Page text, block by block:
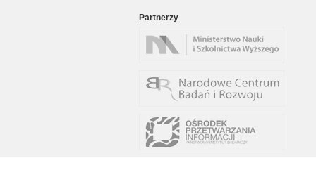
Partnerzy